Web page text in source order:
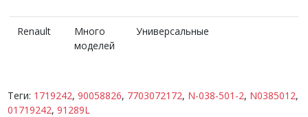
Renault
Много
моделей
Универсальные
Теги: 1719242, 90058826, 7703072172, N-038-501-2, N0385012,
01719242, 91289L